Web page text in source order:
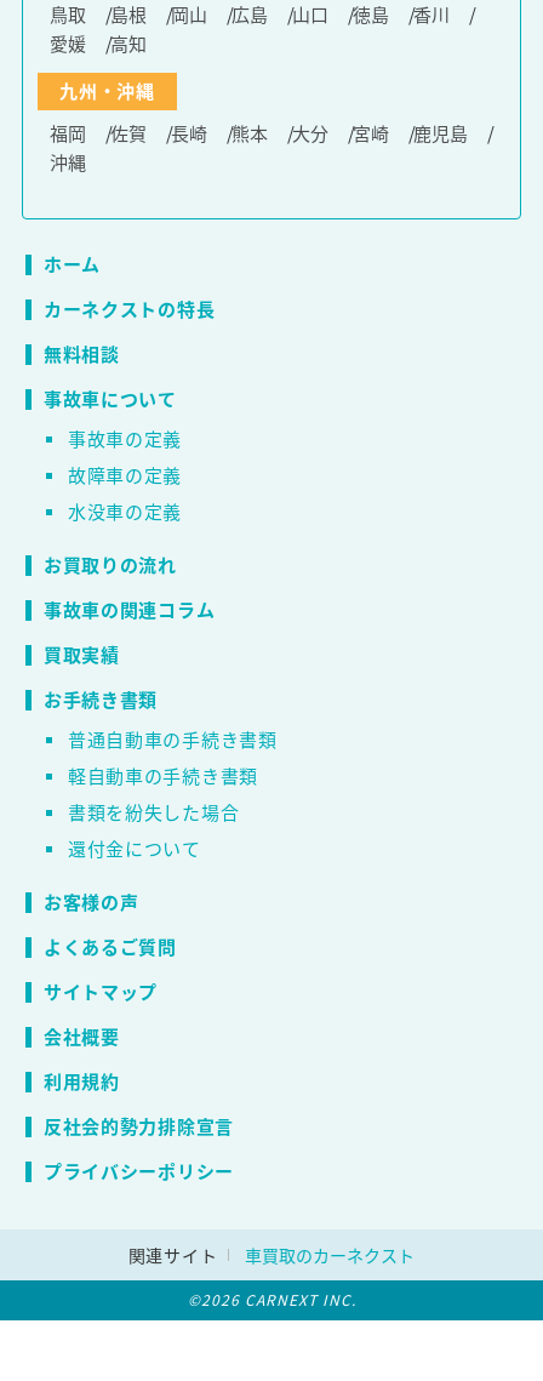
鳥取
島根 岡山 広島 山口 徳島
香川
愛媛
高知
九州・沖縄
福岡
佐賀 長崎 熊本 大分 宮崎
鹿児島
沖縄
ホーム
カーネクストの特長
無料相談
事故車について
事故車の定義
故障車の定義
水没車の定義
お買取りの流れ
事故車の関連コラム
買取実績
お手続き書類
普通自動車の手続き書類
軽自動車の手続き書類
書類を紛失した場合
還付金について
お客様の声
よくあるご質問
サイトマップ
会社概要
利用規約
反社会的勢力排除宣言
プライバシーポリシー
関連サイト 車買取のカーネクスト
©2026 CARNEXT INC.